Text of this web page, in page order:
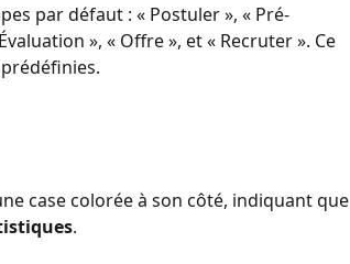
par défaut : « Postuler », « Pré-
», « Offre », et « Recruter ». Ce
case colorée à son côté, indiquant que
.